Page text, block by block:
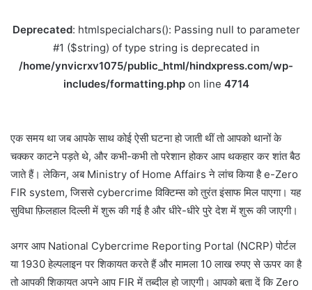
Deprecated: htmlspecialchars(): Passing null to parameter
#1 ($string) of type string is deprecated in
/home/ynvicrxv1075/public_html/hindxpress.com/wp-
includes/formatting.phpon line 4714
एक समय था जब आपके साथ कोई ऐसी घटना हो जाती थीं तो आपको थानों के
चक्कर काटने पड़ते थे, और कभी-कभी तो परेशान होकर आप थकहार कर शांत बैठ
जाते हैं। लेकिन, अब Ministry of Home Affairs ने लांच किया है e-Zero
FIR system, जिससे cybercrime विक्टिम्स को तुरंत इंसाफ मिल पाएगा। यह
सुविधा फ़िलहाल दिल्ली में शुरू की गई है और धीरे-धीरे पुरे देश में शुरू की जाएगी।
अगर आप National Cybercrime Reporting Portal (NCRP) पोर्टल
या 1930 हेल्पलाइन पर शिकायत करते हैं और मामला 10 लाख रुपए से ऊपर का है
तो आपकी शिकायत अपने आप FIR में तब्दील हो जाएगी। आपको बता दें कि Zero